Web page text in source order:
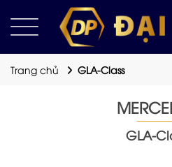
Trang chủ GLA-Class
GLA-